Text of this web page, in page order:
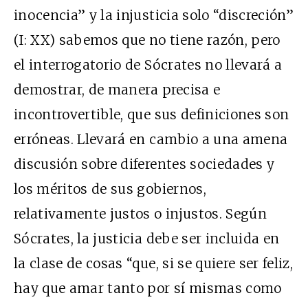
inocencia” y la injusticia solo “discreción”
(I: XX) sabemos que no tiene razón, pero
el interrogatorio de Sócrates no llevará a
demostrar, de manera precisa e
incontrovertible, que sus definiciones son
erróneas. Llevará en cambio a una amena
discusión sobre diferentes sociedades y
los méritos de sus gobiernos,
relativamente justos o injustos. Según
Sócrates, la justicia debe ser incluida en
la clase de cosas “que, si se quiere ser feliz,
hay que amar tanto por sí mismas como